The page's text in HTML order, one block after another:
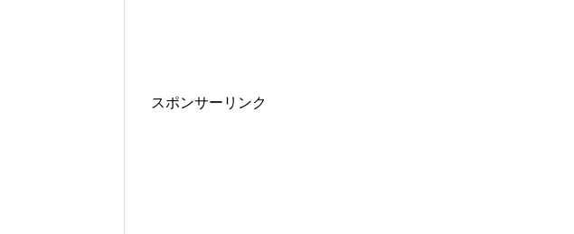
スポンサーリンク